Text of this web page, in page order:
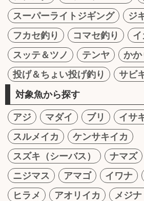
スーパーライトジギング
ジ
フカセ釣り
コマセ釣り
スッテ＆ツノ
テンヤ
かか
投げ＆ちょい投げ釣り
サビ
対象魚から探す
アジ マダイ ブリ イサ
スルメイカ
ケンサキイカ
スズキ（シーバス）
ナマズ
ニジマス
アマゴ イワナ
ヒラメ
アオリイカ
メジナ